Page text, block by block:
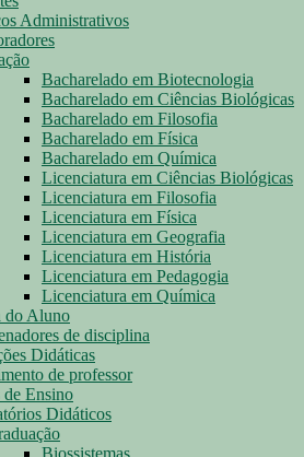
Administrativos
Bacharelado em Biotecnologia
Bacharelado em Ciências Biológicas
Bacharelado em Filosofia
Bacharelado em Física
Bacharelado em Química
Licenciatura em Ciências Biológicas
Licenciatura em Filosofia
Licenciatura em Física
Licenciatura em Geografia
Licenciatura em História
Licenciatura em Pedagogia
Licenciatura em Química
do Aluno
de disciplina
Didáticas
de professor
de Ensino
Didáticos
Biossistemas